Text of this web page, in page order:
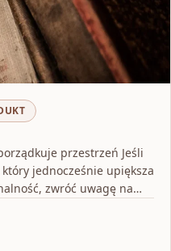
przestrzeń Jeśli
jednocześnie upiększa
zwróć uwagę na